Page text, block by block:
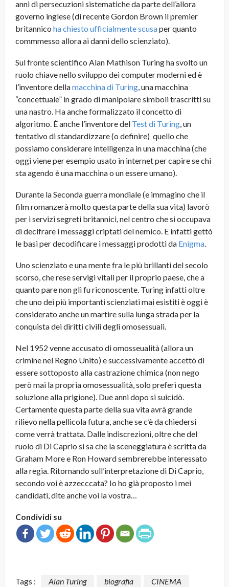
anni di persecuzioni sistematiche da parte dell’allora
governo inglese (di recente Gordon Brown il premier
britannico ha chiesto ufficialmente scusaper quanto
commmesso allora ai danni dello scienziato).
Sul fronte scientifico Alan Mathison Turing ha svolto un
ruolo chiave nello sviluppo dei computer moderni ed è
l’inventore dellamacchina di Turing, una macchina
“concettuale” in grado di manipolare simboli trascritti su
una nastro. Ha anche formalizzato il concetto di
algoritmo. È anche l’inventore del Test di Turing, un
tentativo di standardizzare (o definire) quello che
possiamo considerare intelligenza in una macchina (che
oggi viene per esempio usato in internet per capire se chi
sta agendo è una macchina o un essere umano).
Durante la Seconda guerra mondiale (e immagino che il
film romanzerà molto questa parte della sua vita) lavorò
per i servizi segreti britannici, nel centro che si occupava
di decifrare i messaggi criptati del nemico. E infatti gettò
le basi per decodificare i messaggi prodotti da Enigma.
Uno scienziato e una mente fra le più brillanti del secolo
scorso, che rese servigi vitali per il proprio paese, che a
quanto pare non gli fu riconoscente. Turing infatti oltre
che uno dei più importanti scienziati mai esistiti è oggi è
considerato anche un martire sulla lunga strada per la
conquista dei diritti civili degli omosessuali.
Nel 1952 venne accusato di omosseualità (allora un
crimine nel Regno Unito) e successivamente accettò di
essere sottoposto alla castrazione chimica (non nego
però mai la propria omosessualità, solo preferì questa
soluzione alla prigione). Due anni dopo si suicidò.
Certamente questa parte della sua vita avrà grande
rilievo nella pellicola futura, anche se c’è da chiedersi
come verrà trattata. Dalle indiscrezioni, oltre che del
ruolo di Di Caprio si sa che la sceneggiatura è scritta da
Graham More e Ron Howard sembrerebbe interessato
alla regia. Ritornando sull’interpretazione di Di Caprio,
secondo voi è azzecccata? Io ho già proposto i mei
candidati, dite anche voi la vostra…
Condividi su
Tags : Alan Turing biografia
CINEMA